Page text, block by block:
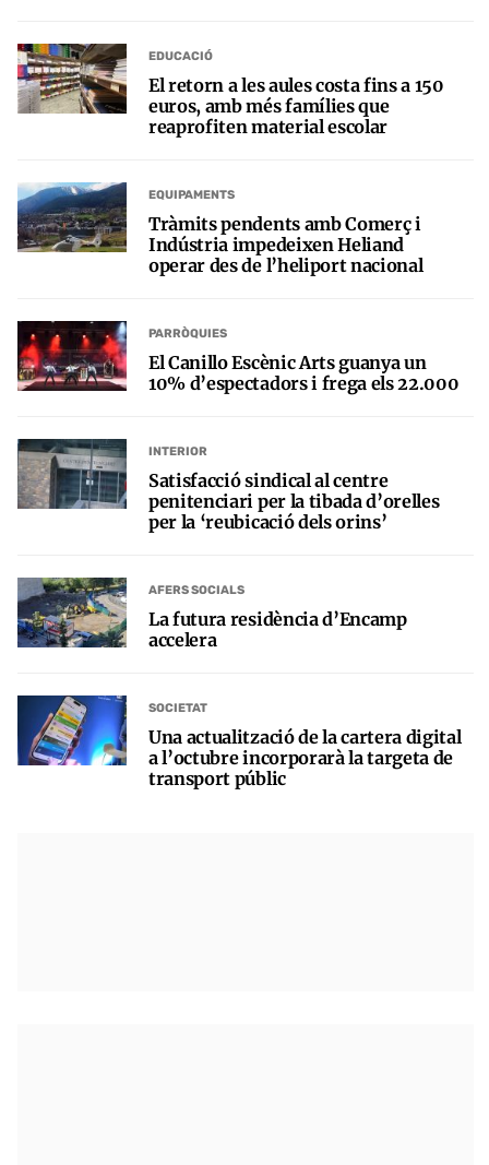
EDUCACIÓ
El retorn a les aules costa fins a 150
euros, amb més famílies que
reaprofiten material escolar
EQUIPAMENTS
Tràmits pendents amb Comerç i
Indústria impedeixen Heliand
operar des de l’heliport nacional
PARRÒQUIES
El Canillo Escènic Arts guanya un
10% d’espectadors i frega els 22.000
INTERIOR
Satisfacció sindical al centre
penitenciari per la tibada d’orelles
per la ‘reubicació dels orins’
AFERS SOCIALS
La futura residència d’Encamp
accelera
SOCIETAT
Una actualització de la cartera digital
a l’octubre incorporarà la targeta de
transport públic